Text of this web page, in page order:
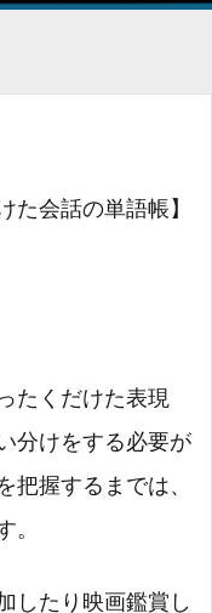
会話の単語帳】
たくだけた表現
分けをする必要が
把握するまでは、
したり映画鑑賞し